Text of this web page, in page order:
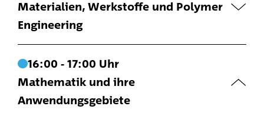
Kategorie:
Wo liegen Schwerpunkte des Studiums an der
Universität und an der Hochschule und wo kann
ich später arbeiten? Wir beantworten deine
Fragen!
Zum Talk Talk merken
Direkteinstieg, unter anderem in den Bereichen
Technik, IT, Logistik und Verwaltung.
Zum Talk
Kategorie:
Gesellschaft, Wirtschaft, Recht
Materialien, Werkstoffe und Polymer
Engineering
Neue Materialien sind die Basis für
technologischen Fortschritt. Ob in der
Lebens wie Handys, Autos oder Leuchtmitteln –
16:00 - 17:00 Uhr
Mathematik und ihre
Anwendungsgebiete